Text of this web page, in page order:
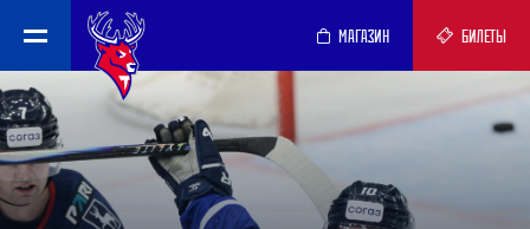
МАГАЗИН БИЛЕТЫ